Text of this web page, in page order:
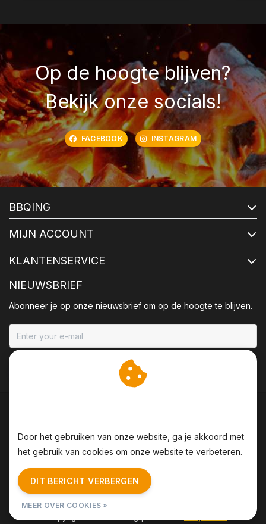
Op de hoogte blijven?
Bekijk onze socials!
FACEBOOK INSTAGRAM
BBQING
MIJN ACCOUNT
KLANTENSERVICE
NIEUWSBRIEF
Abonneer je op onze nieuwsbrief om op de hoogte te blijven.
Algemene voorwaarden | Disclaimer
Sitemap
| RSS Feed
Door het gebruiken van onze website, ga je akkoord met
het gebruik van cookies om onze website te verbeteren.
DIT BERICHT VERBERGEN
MEER OVER COOKIES »